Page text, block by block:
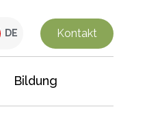
DE Kontakt
Bildung